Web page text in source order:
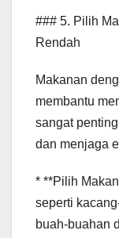
### 5. Pilih
Rendah
Makanan
membantu
sangat
dan menjaga
* **Pilih
seperti
buah-buahan